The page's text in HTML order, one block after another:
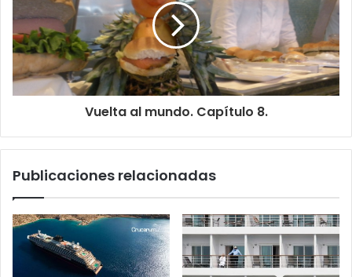
Vuelta al mundo. Capítulo 8.
Publicaciones relacionadas